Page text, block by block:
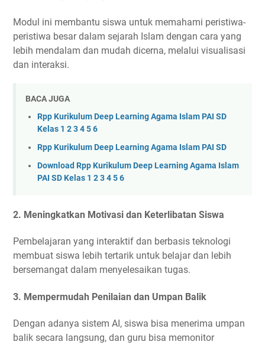
Modul ini membantu siswa untuk memahami peristiwa-
peristiwa besar dalam sejarah Islam dengan cara yang
lebih mendalam dan mudah dicerna, melalui visualisasi
dan interaksi.
BACA JUGA
Rpp Kurikulum Deep Learning Agama Islam PAI SD
Kelas 1 2 3 4 5 6
Rpp Kurikulum Deep Learning Agama Islam PAI SD
Download Rpp Kurikulum Deep Learning Agama Islam
PAI SD Kelas 1 2 3 4 5 6
2. Meningkatkan Motivasi dan Keterlibatan Siswa
Pembelajaran yang interaktif dan berbasis teknologi
membuat siswa lebih tertarik untuk belajar dan lebih
bersemangat dalam menyelesaikan tugas.
3. Mempermudah Penilaian dan Umpan Balik
Dengan adanya sistem AI, siswa bisa menerima umpan
balik secara langsung, dan guru bisa memonitor